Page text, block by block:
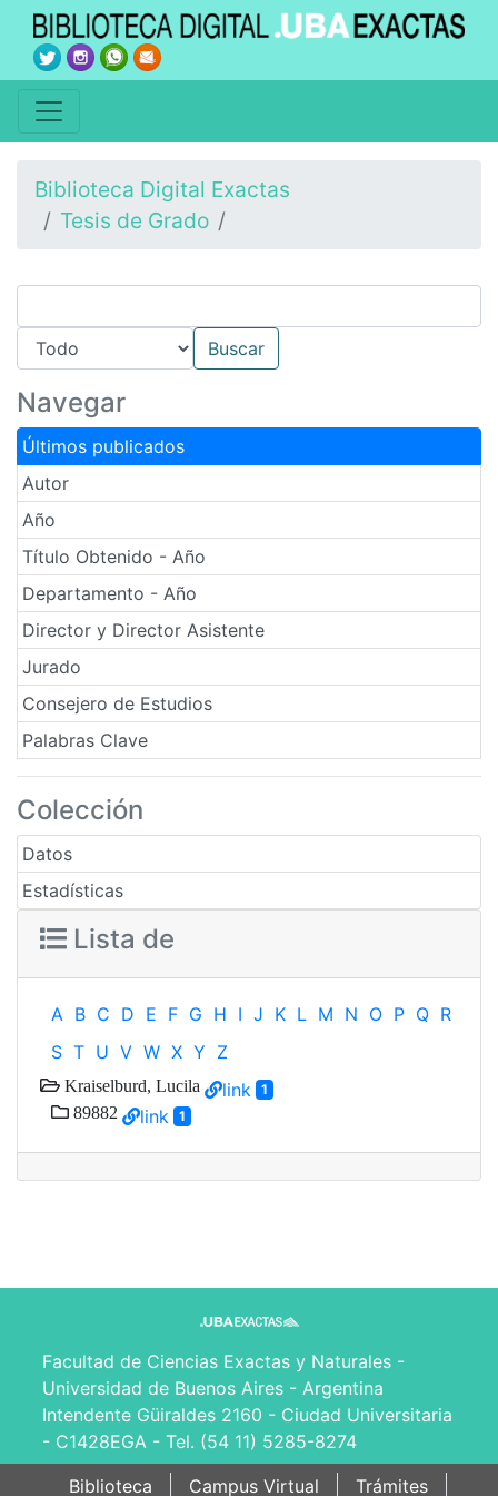
Biblioteca Digital Exactas
Tesis de Grado
Navegar
Últimos publicados
Autor
Año
Título Obtenido - Año
Departamento - Año
Director y Director Asistente
Jurado
Consejero de Estudios
Palabras Clave
Colección
Datos
Estadísticas
Lista de
A B C D E F G H I J K L M N O P Q R
S T U V W X Y Z
Kraiselburd, Lucila link 1
89882 link 1
Facultad de Ciencias Exactas y Naturales -
Universidad de Buenos Aires - Argentina
Intendente Güiraldes 2160 - Ciudad Universitaria
- C1428EGA - Tel. (54 11) 5285-8274
Biblioteca
Campus Virtual Trámites